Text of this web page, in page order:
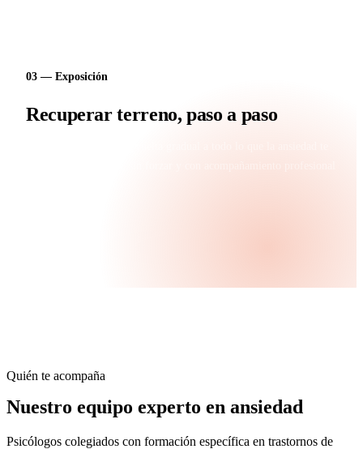
03 — Exposición
Recuperar terreno, paso a paso
Quién te acompaña
Nuestro equipo experto en ansiedad
Psicólogos colegiados con formación específica en trastornos de